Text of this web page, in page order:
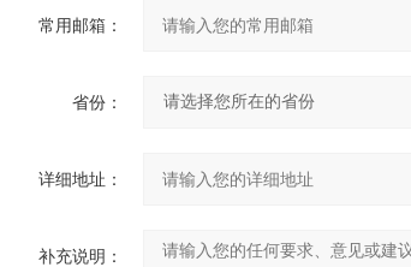
常用邮箱：
省份：
详细地址：
补充说明：